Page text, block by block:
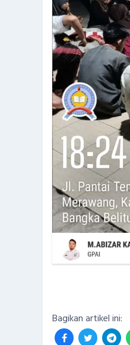
Bagikan artikel ini: